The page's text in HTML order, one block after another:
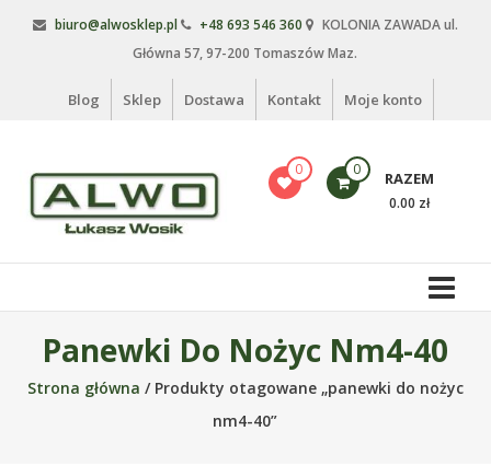
biuro@alwosklep.pl +48 693 546 360
KOLONIA ZAWADA ul.
Główna 57, 97-200 Tomaszów Maz.
Blog Sklep Dostawa Kontakt Moje konto
Alwo
sklep
Alwo
meble
0 0 RAZEM
0.00 zł
Panewki Do Nożyc Nm4-40
Strona główna / Produkty otagowane „panewki do nożyc
nm4-40”